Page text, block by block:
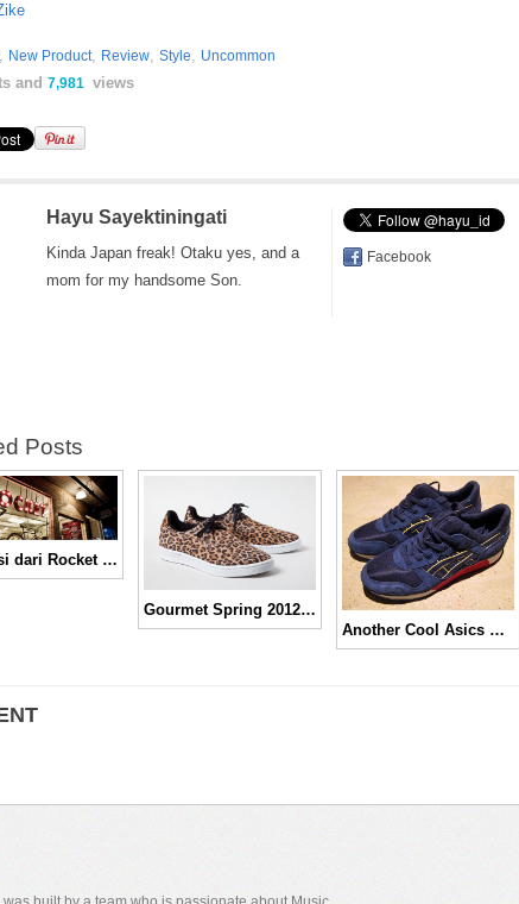
, New Product, Review, Style, Uncommon
and 7,981 views
Hayu Sayektiningati
Kinda Japan freak! Otaku yes, and a
mom for my handsome Son.
Facebook
Posts
Inspirasi dari Rocket Company
Gourmet Spring 2012 Cingue ‘Leopard’
Another Cool Asics Collaboration!